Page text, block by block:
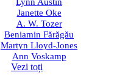
Lynn Austin
Janette Oke
A. W. Tozer
Beniamin Fărăgău
Martyn Lloyd-Jones
Ann Voskamp
Vezi toți